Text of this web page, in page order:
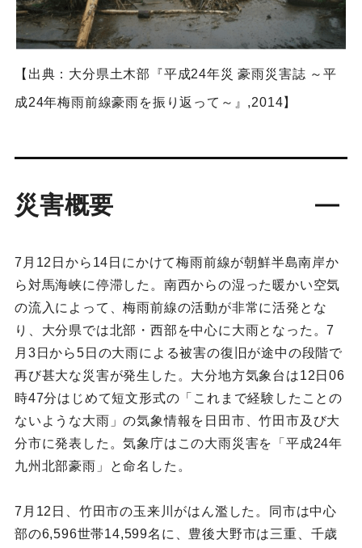
【出典：大分県土木部『平成24年災 豪雨災害誌 ～平
成24年梅雨前線豪雨を振り返って～』,2014】
災害概要
7月12日から14日にかけて梅雨前線が朝鮮半島南岸か
ら対馬海峡に停滞した。南西からの湿った暖かい空気
の流入によって、梅雨前線の活動が非常に活発とな
り、大分県では北部・西部を中心に大雨となった。7
月3日から5日の大雨による被害の復旧が途中の段階で
再び甚大な災害が発生した。大分地方気象台は12日06
時47分はじめて短文形式の「これまで経験したことの
ないような大雨」の気象情報を日田市、竹田市及び大
分市に発表した。気象庁はこの大雨災害を「平成24年
九州北部豪雨」と命名した。
7月12日、竹田市の玉来川がはん濫した。同市は中心
部の6,596世帯14,599名に、豊後大野市は三重、千歳